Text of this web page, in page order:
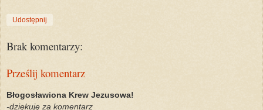
Udostępnij
Brak komentarzy:
Prześlij komentarz
Błogosławiona Krew Jezusowa!
-dziękuję za komentarz